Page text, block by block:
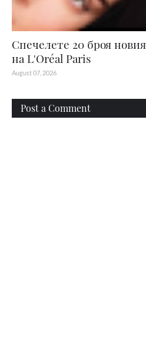
Спечелете 20 броя
на L'Oréal Paris
August 07, 2026
Post a Comment